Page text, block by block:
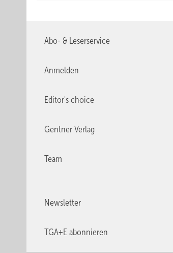
Abo- & Leserservice
Anmelden
Editor's choice
Gentner Verlag
Team
Newsletter
TGA+E abonnieren